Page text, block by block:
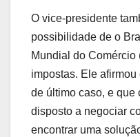
O vice-presidente
possibilidade de o
Mundial do Comércio
impostas. Ele
de último caso, e que
disposto a negociar
encontrar uma